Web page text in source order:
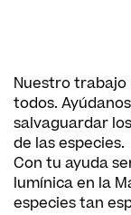
Nuestro trabajo
todos.
salvaguardar
de las especies.
Con tu ayuda
lumínica en la
especies tan